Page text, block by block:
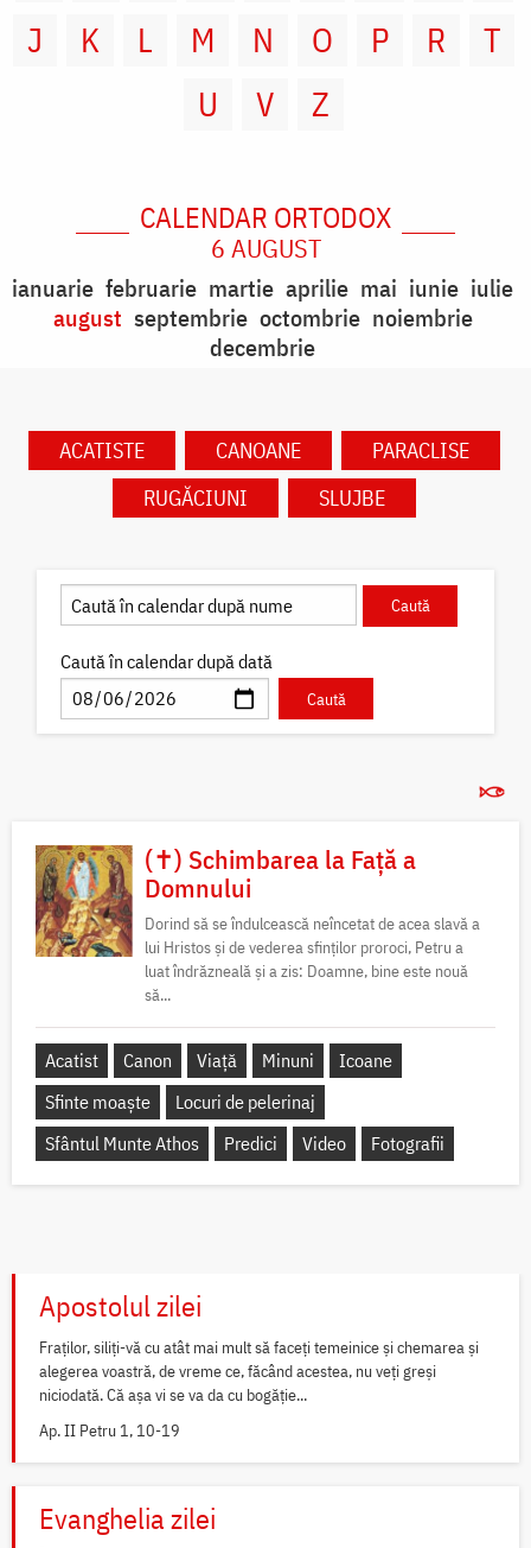
J
K L M N O P R
T
U
V Z
CALENDAR ORTODOX
6 AUGUST
ianuarie februarie martie aprilie mai iunie iulie
august septembrie octombrie noiembrie
decembrie
ACATISTE CANOANE
PARACLISE
RUGĂCIUNI
SLUJBE
Caută în calendar după dată
(✝) Schimbarea la Față a
Domnului
Dorind să se îndulcească neîncetat de acea slavă a
lui Hristos și de vederea sfinților proroci, Petru a
luat îndrăzneală și a zis: Doamne, bine este nouă
să...
Acatist Canon Viață Minuni
Icoane
Sfinte moaște
Locuri de pelerinaj
Sfântul Munte Athos
Predici Video Fotografii
Apostolul zilei
Fraților, siliți-vă cu atât mai mult să faceți temeinice și chemarea și
alegerea voastră, de vreme ce, făcând acestea, nu veți greși
niciodată. Că așa vi se va da cu bogăție...
Ap. II Petru 1, 10-19
Evanghelia zilei